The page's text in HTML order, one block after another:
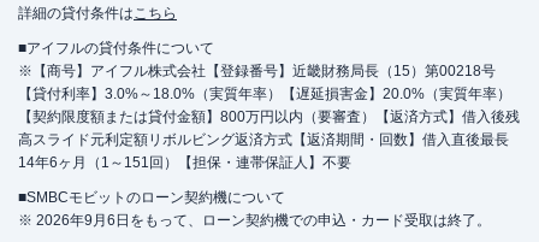
詳細の貸付条件はこちら
■アイフルの貸付条件について
※【商号】アイフル株式会社【登録番号】近畿財務局長（15）第00218号
【貸付利率】3.0%～18.0%（実質年率）【遅延損害金】20.0%（実質年率）
【契約限度額または貸付金額】800万円以内（要審査）【返済方式】借入後残
高スライド元利定額リボルビング返済方式【返済期間・回数】借入直後最長
14年6ヶ月（1～151回）【担保・連帯保証人】不要
■SMBCモビットのローン契約機について
※ 2026年9月6日をもって、ローン契約機での申込・カード受取は終了。